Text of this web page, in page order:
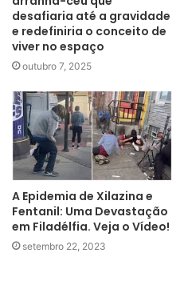
desafiaria até a gravidade
e redefiniria o conceito de
viver no espaço
outubro 7, 2025
A Epidemia de Xilazina e
Fentanil: Uma Devastação
em Filadélfia. Veja o Vídeo!
setembro 22, 2023